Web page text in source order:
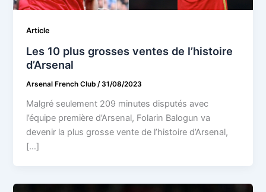
Article
Les 10 plus grosses ventes de l’histoire
d’Arsenal
Arsenal French Club /31/08/2023
Malgré seulement 209 minutes disputés avec
l’équipe première d’Arsenal, Folarin Balogun va
devenir la plus grosse vente de l’histoire d’Arsenal,
[…]